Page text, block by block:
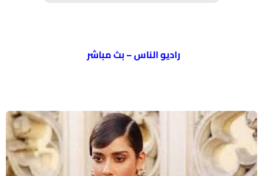
راديو الناس – بث مباشر